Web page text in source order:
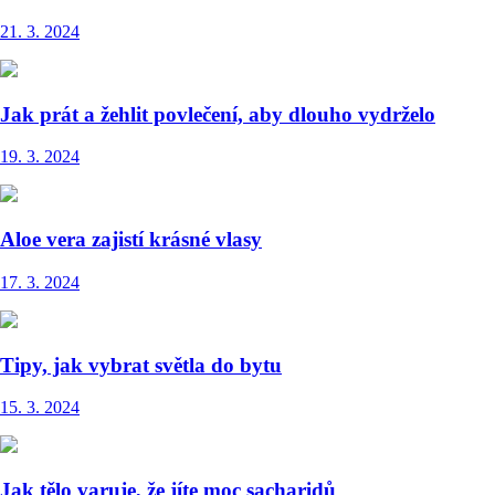
21. 3. 2024
Jak prát a žehlit povlečení, aby dlouho vydrželo
19. 3. 2024
Aloe vera zajistí krásné vlasy
17. 3. 2024
Tipy, jak vybrat světla do bytu
15. 3. 2024
Jak tělo varuje, že jíte moc sacharidů